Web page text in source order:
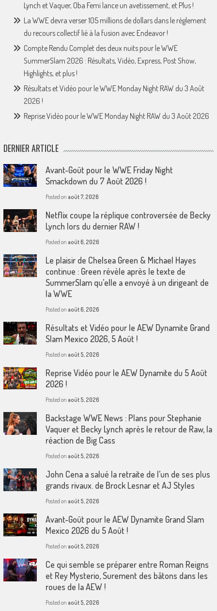
Lynch et Vaquer, Oba Femi lance un avetissement, et Plus !
La WWE devra verser 105 millions de dollars dans le règlement
du recours collectif lié à la fusion avec Endeavor !
Compte Rendu Complet des deux nuits pour le WWE
SummerSlam 2026 : Résultats, Vidéo, Express, Post Show,
Highlights, et plus !
Résultats et Vidéo pour le WWE Monday Night RAW du 3 Août
2026 !
Reprise Vidéo pour le WWE Monday Night RAW du 3 Août 2026
DERNIER ARTICLE
Avant-Goût pour le WWE Friday Night
Smackdown du 7 Août 2026 !
Posted on août 7, 2026
Netflix coupe la réplique controversée de Becky
Lynch lors du dernier RAW !
Posted on août 6, 2026
Le plaisir de Chelsea Green & Michael Hayes
continue : Green révèle après le texte de
SummerSlam qu’elle a envoyé à un dirigeant de
la WWE
Posted on août 6, 2026
Résultats et Vidéo pour le AEW Dynamite Grand
Slam Mexico 2026, 5 Août !
Posted on août 5, 2026
Reprise Vidéo pour le AEW Dynamite du 5 Août
2026 !
Posted on août 5, 2026
Backstage WWE News : Plans pour Stephanie
Vaquer et Becky Lynch après le retour de Raw, la
réaction de Big Cass
Posted on août 5, 2026
John Cena a salué la retraite de l’un de ses plus
grands rivaux. de Brock Lesnar et AJ Styles
Posted on août 5, 2026
Avant-Goût pour le AEW Dynamite Grand Slam
Mexico 2026 du 5 Août !
Posted on août 5, 2026
Ce qui semble se préparer entre Roman Reigns
et Rey Mysterio, Surement des bâtons dans les
roues de la AEW !
Posted on août 5, 2026